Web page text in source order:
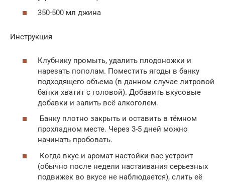
350-500 мл джина
Инструкция
Клубнику промыть, удалить плодоножки и
нарезать пополам. Поместить ягоды в банку
подходящего объема (в данном случае литровой
банки хватит с головой). Добавить вкусовые
добавки и залить всё алкоголем.
Банку плотно закрыть и оставить в тёмном
прохладном месте. Через 3-5 дней можно
начинать пробовать.
Когда вкус и аромат настойки вас устроит
(обычно после недели настаивания серьезных
подвижек во вкусе не наблюдается), слить её